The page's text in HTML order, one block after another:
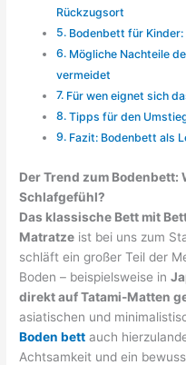
Rückzugsort
Bodenbett für
Mögliche Nachteile
vermeidet
Für wen eignet sich
Tipps für den
Fazit: Bodenbett als
Der Trend zum Bodenbett:
Schlafgefühl?
Das klassische Bett mit
Matratze ist bei uns zum
schläft ein großer Teil der
Boden – beispielsweise in
direkt auf Tatami-Matten
asiatischen und
Boden bett auch
Achtsamkeit und ein